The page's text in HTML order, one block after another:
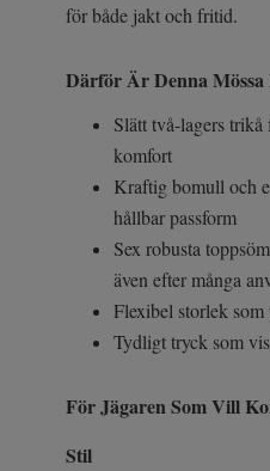
för både jakt och fritid.
Därför Är Denna
Slätt två-lagers
komfort
Kraftig bomull och
hållbar passform
Sex robusta
även efter många
Flexibel storlek som
Tydligt tryck som
För Jägaren Som Vill
Stil